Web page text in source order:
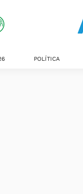
POLÍTICA